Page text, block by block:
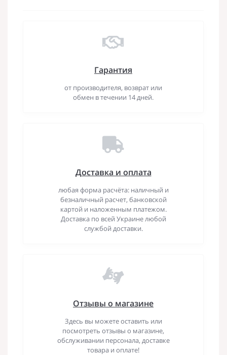
Гарантия
от производителя, возврат или
обмен в течении 14 дней.
Доставка и оплата
любая форма расчёта: наличный и
безналичный расчет, банковской
картой и наложенным платежом.
Доставка по всей Украине любой
службой доставки.
Отзывы о магазине
Здесь вы можете оставить или
посмотреть отзывы о магазине,
обслуживании персонала, доставке
товара и оплате!